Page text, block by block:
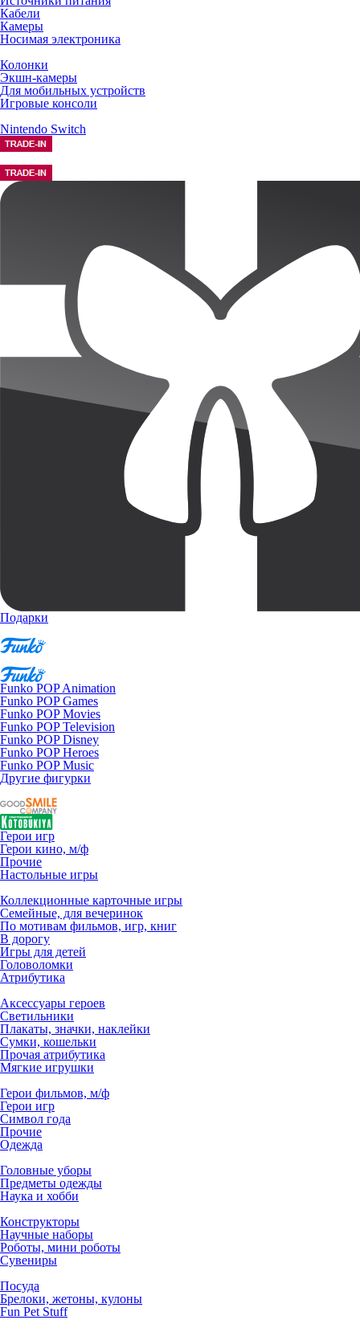
Кабели
Камеры
Носимая электроника
Колонки
Экшн-камеры
Для мобильных устройств
Игровые консоли
Nintendo Switch
Подарки
Funko POP Animation
Funko POP Games
Funko POP Movies
Funko POP Television
Funko POP Disney
Funko POP Heroes
Funko POP Music
Другие фигурки
Герои игр
Герои кино, м/ф
Прочие
Настольные игры
Коллекционные карточные игры
Семейные, для вечеринок
По мотивам фильмов, игр, книг
В дорогу
Игры для детей
Головоломки
Атрибутика
Аксессуары героев
Светильники
Плакаты, значки, наклейки
Сумки, кошельки
Прочая атрибутика
Мягкие игрушки
Герои фильмов, м/ф
Герои игр
Символ года
Прочие
Одежда
Головные уборы
Предметы одежды
Наука и хобби
Конструкторы
Научные наборы
Роботы, мини роботы
Сувениры
Посуда
Брелоки, жетоны, кулоны
Fun Pet Stuff